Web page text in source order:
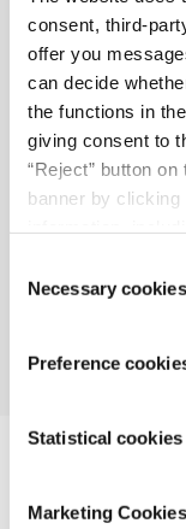
consent, third-
offer you
can decide
the functions in
giving consent to
“Reject” button
banner by clicking
Selection
Necessary cookies
Preference
Statistical cookies
Marketing Cookies
● În ciuda
de cultură
produc 40
lumii
● În India,
total de
●
lume.